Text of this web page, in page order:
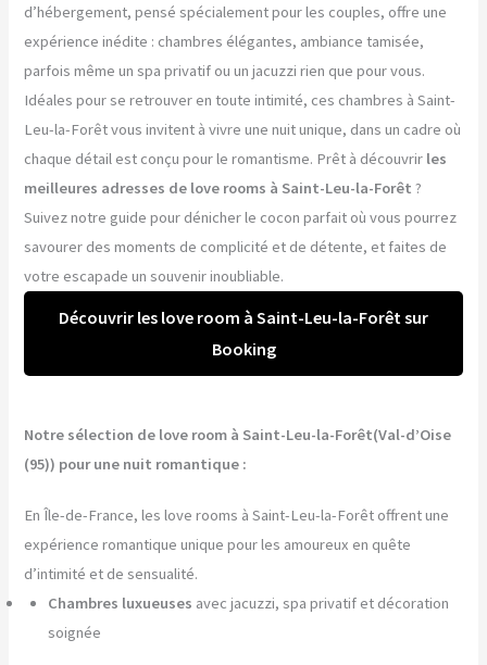
d’hébergement, pensé spécialement pour les couples, offre une
expérience inédite : chambres élégantes, ambiance tamisée,
parfois même un spa privatif ou un jacuzzi rien que pour vous.
Idéales pour se retrouver en toute intimité, ces chambres à Saint-
Leu-la-Forêt vous invitent à vivre une nuit unique, dans un cadre où
chaque détail est conçu pour le romantisme. Prêt à découvrir les
meilleures adresses de love rooms à Saint-Leu-la-Forêt ?
Suivez notre guide pour dénicher le cocon parfait où vous pourrez
savourer des moments de complicité et de détente, et faites de
votre escapade un souvenir inoubliable.
Découvrir les love room à Saint-Leu-la-Forêt sur
Booking
Notre sélection de love room à Saint-Leu-la-Forêt(Val-d’Oise
(95)) pour une nuit romantique :
En Île-de-France, les love rooms à Saint-Leu-la-Forêt offrent une
expérience romantique unique pour les amoureux en quête
d’intimité et de sensualité.
Chambres luxueuses avec jacuzzi, spa privatif et décoration
soignée